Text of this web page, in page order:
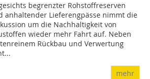
begrenzter Rohstoffreserven
anhaltender Lieferengpässe nimmt die
um die Nachhaltigkeit von
wieder mehr Fahrt auf. Neben
Rückbau und Verwertung
mehr